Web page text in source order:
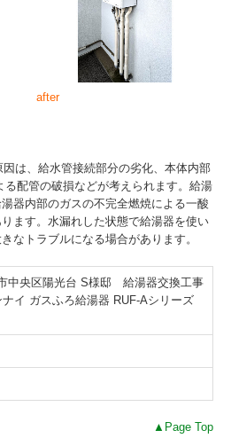
after
は、給水管接続部分の劣化、本体内部
配管の破損などが考えられます。給湯
器内部のガスの不完全燃焼による一酸
ます。水漏れした状態で給湯器を使い
なトラブルになる場合があります。
中央区陽光台 S様邸 給湯器交換工事
イ ガスふろ給湯器 RUF-Aシリーズ
▲Page Top